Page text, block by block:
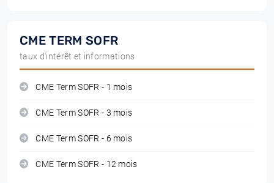
CME TERM SOFR
taux d'intérêt et informations
CME Term SOFR - 1 mois
CME Term SOFR - 3 mois
CME Term SOFR - 6 mois
CME Term SOFR - 12 mois